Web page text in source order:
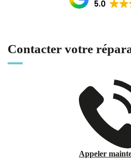
5.0
Contacter votre
Appeler